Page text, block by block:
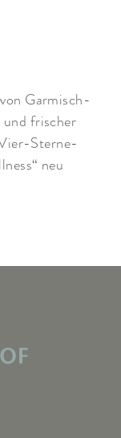
Garmisch-
und frischer
Sterne-
neu